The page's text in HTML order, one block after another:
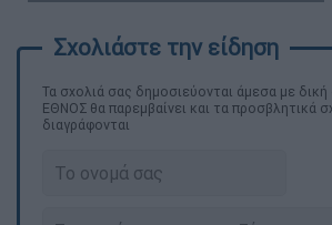
Τα σχολιά σας δημοσιεύονται άμεσα με
ΕΘΝΟΣ θα παρεμβαίνει και τα προσβλητικά
διαγράφονται